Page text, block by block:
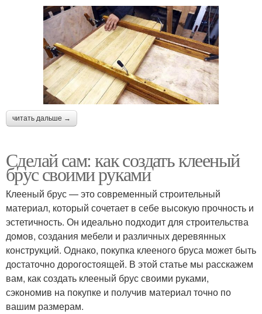
читать дальше →
Сделай сам: как создать клееный
брус своими руками
Клееный брус — это современный строительный
материал, который сочетает в себе высокую прочность и
эстетичность. Он идеально подходит для строительства
домов, создания мебели и различных деревянных
конструкций. Однако, покупка клееного бруса может быть
достаточно дорогостоящей. В этой статье мы расскажем
вам, как создать клееный брус своими руками,
сэкономив на покупке и получив материал точно по
вашим размерам.